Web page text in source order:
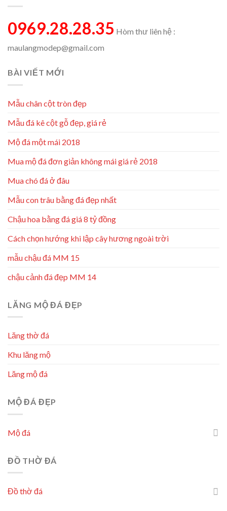
0969.28.28.35 Hòm thư liên hệ :
maulangmodep@gmail.com
BÀI VIẾT MỚI
Mẫu chân cột tròn đẹp
Mẫu đá kê cột gỗ đẹp, giá rẻ
Mộ đá một mái 2018
Mua mộ đá đơn giản không mái giá rẻ 2018
Mua chó đá ở đâu
Mẫu con trâu bằng đá đẹp nhất
Chậu hoa bằng đá giá 8 tỷ đồng
Cách chọn hướng khi lập cây hương ngoài trời
mẫu chậu đá MM 15
chậu cảnh đá đẹp MM 14
LĂNG MỘ ĐÁ ĐẸP
Lăng thờ đá
Khu lăng mộ
Lăng mộ đá
MỘ ĐÁ ĐẸP
Mộ đá
ĐỒ THỜ ĐÁ
Đồ thờ đá